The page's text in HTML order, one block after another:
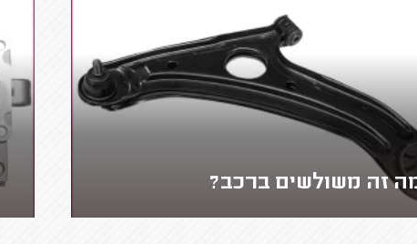
זה משולשים ברכב?